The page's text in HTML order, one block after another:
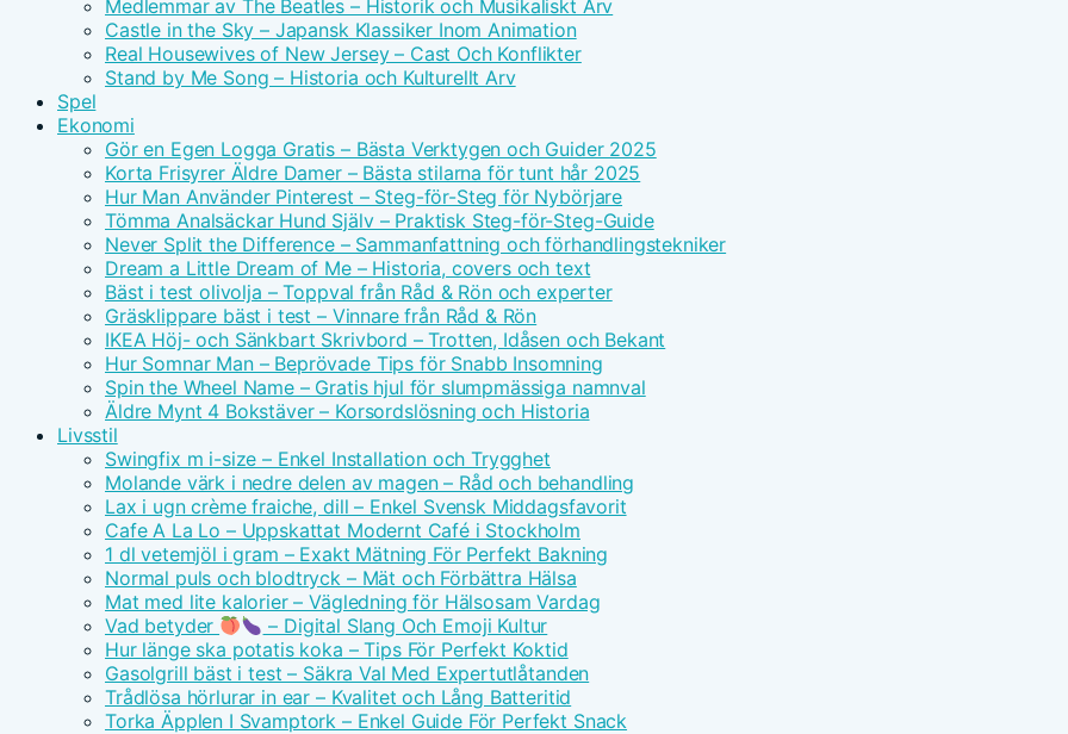
Medlemmar av The Beatles – Historik och Musikaliskt Arv
Castle in the Sky – Japansk Klassiker Inom Animation
Real Housewives of New Jersey – Cast Och Konflikter
Stand by Me Song – Historia och Kulturellt Arv
Spel
Ekonomi
Gör en Egen Logga Gratis – Bästa Verktygen och Guider 2025
Korta Frisyrer Äldre Damer – Bästa stilarna för tunt hår 2025
Hur Man Använder Pinterest – Steg-för-Steg för Nybörjare
Tömma Analsäckar Hund Själv – Praktisk Steg-för-Steg-Guide
Never Split the Difference – Sammanfattning och förhandlingstekniker
Dream a Little Dream of Me – Historia, covers och text
Bäst i test olivolja – Toppval från Råd & Rön och experter
Gräsklippare bäst i test – Vinnare från Råd & Rön
IKEA Höj- och Sänkbart Skrivbord – Trotten, Idåsen och Bekant
Hur Somnar Man – Beprövade Tips för Snabb Insomning
Spin the Wheel Name – Gratis hjul för slumpmässiga namnval
Äldre Mynt 4 Bokstäver – Korsordslösning och Historia
Livsstil
Swingfix m i-size – Enkel Installation och Trygghet
Molande värk i nedre delen av magen – Råd och behandling
Lax i ugn crème fraiche, dill – Enkel Svensk Middagsfavorit
Cafe A La Lo – Uppskattat Modernt Café i Stockholm
1 dl vetemjöl i gram – Exakt Mätning För Perfekt Bakning
Normal puls och blodtryck – Mät och Förbättra Hälsa
Mat med lite kalorier – Vägledning för Hälsosam Vardag
Vad betyder
– Digital Slang Och Emoji Kultur
Hur länge ska potatis koka – Tips För Perfekt Koktid
Gasolgrill bäst i test – Säkra Val Med Expertutlåtanden
Trådlösa hörlurar in ear – Kvalitet och Lång Batteritid
Torka Äpplen I Svamptork – Enkel Guide För Perfekt Snack